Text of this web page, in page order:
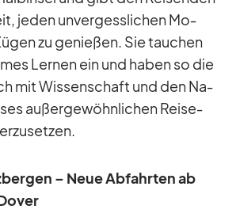
je­den un­ver­gess­li­chen Mo­
zu ge­nie­ßen. Sie tau­chen
Ler­nen ein und ha­ben so die
mit Wis­sen­schaft und den Na­
au­ßer­ge­wöhn­li­chen Rei­se­
– Neue Ab­fahr­ten ab